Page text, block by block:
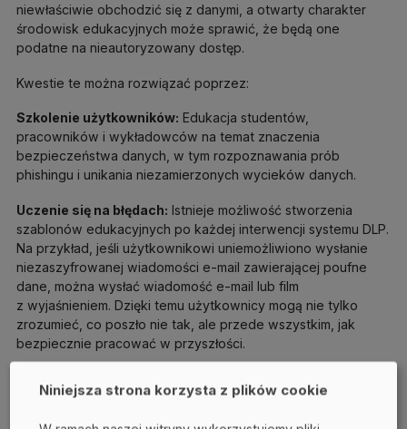
niewłaściwie obchodzić się z danymi, a otwarty charakter
środowisk edukacyjnych może sprawić, że będą one
podatne na nieautoryzowany dostęp.
Kwestie te można rozwiązać poprzez:
Szkolenie użytkowników: Edukacja studentów,
pracowników i wykładowców na temat znaczenia
bezpieczeństwa danych, w tym rozpoznawania prób
phishingu i unikania niezamierzonych wycieków danych.
Uczenie się na błędach: Istnieje możliwość stworzenia
szablonów edukacyjnych po każdej interwencji systemu DLP.
Na przykład, jeśli użytkownikowi uniemożliwiono wysłanie
niezaszyfrowanej wiadomości e-mail zawierającej poufne
dane, można wysłać wiadomość e-mail lub film
z wyjaśnieniem. Dzięki temu użytkownicy mogą nie tylko
zrozumieć, co poszło nie tak, ale przede wszystkim, jak
bezpiecznie pracować w przyszłości.
zaawansowanego monitorowania aktywności studentów
Niniejsza strona korzysta z plików cookie